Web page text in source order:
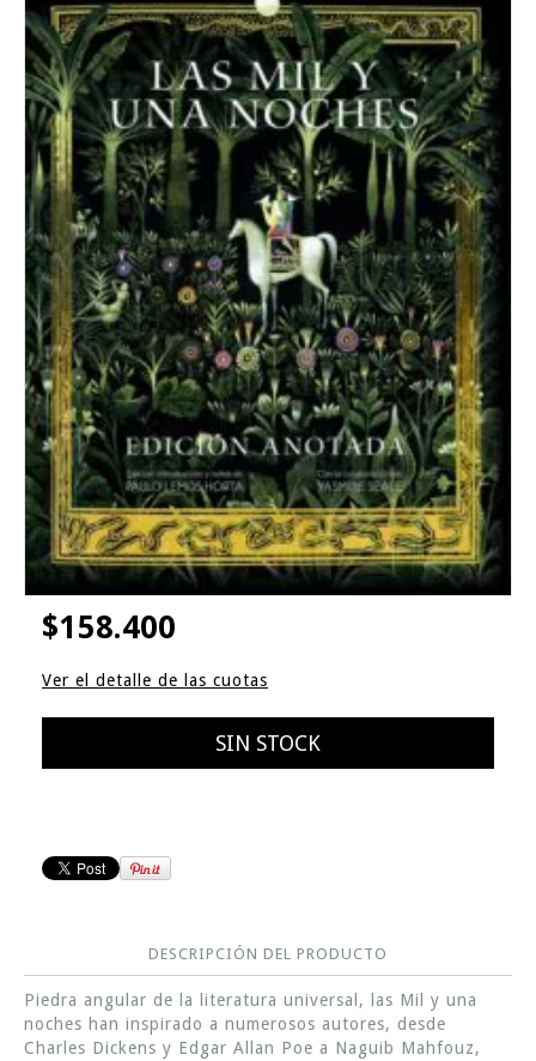
$158.400
Ver el detalle de las cuotas
DESCRIPCIÓN DEL PRODUCTO
Piedra angular de la literatura universal, las Mil y una
noches han inspirado a numerosos autores, desde
Charles Dickens y Edgar Allan Poe a Naguib Mahfouz,